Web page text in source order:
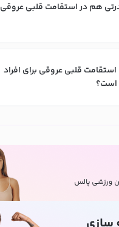
هم در استقامت قلبی عروقی
استقامت قلبی عروقی برای افراد